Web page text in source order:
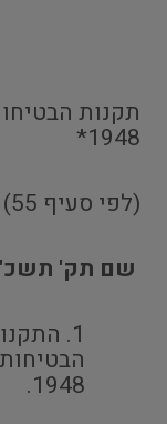
תקנות
1948
*
(לפי סעיף 55)
שם תק' תשכ"ג-
1948.